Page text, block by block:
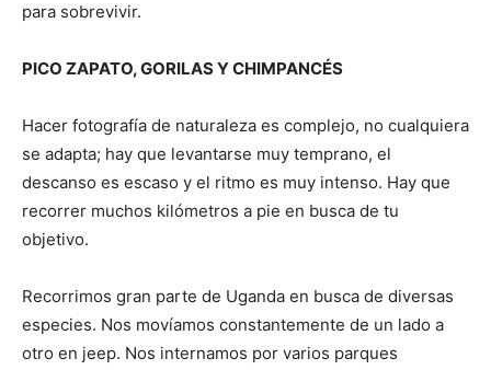
para sobrevivir.
PICO ZAPATO, GORILAS Y CHIMPANCÉS
Hacer fotografía de naturaleza es complejo, no cualquiera
se adapta; hay que levantarse muy temprano, el
descanso es escaso y el ritmo es muy intenso. Hay que
recorrer muchos kilómetros a pie en busca de tu
objetivo.
Recorrimos gran parte de Uganda en busca de diversas
especies. Nos movíamos constantemente de un lado a
otro en jeep. Nos internamos por varios parques